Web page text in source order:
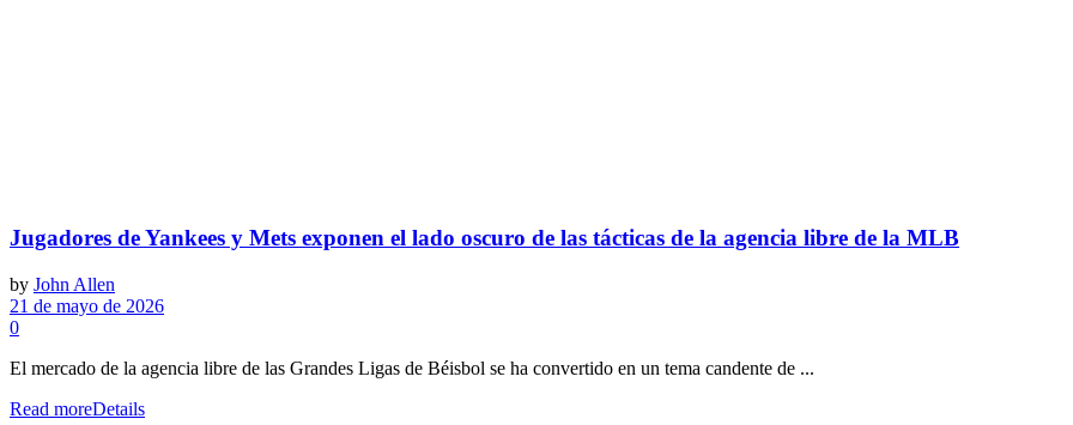
Jugadores de Yankees y Mets exponen el lado oscuro de las tácticas de la agencia libre de la MLB
by John Allen
21 de mayo de 2026
0
El mercado de la agencia libre de las Grandes Ligas de Béisbol se ha convertido en un tema candente de ...
Read moreDetails